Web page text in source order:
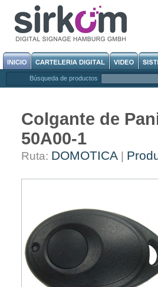
Búsqueda de productos
Colgante de
50A00-1
Ruta: DOMOTICA